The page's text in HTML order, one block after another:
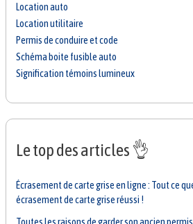
Location auto
Location utilitaire
Permis de conduire et code
Schéma boite fusible auto
Signification témoins lumineux
Le top des articles 👌
Écrasement de carte grise en ligne : Tout ce
écrasement de carte grise réussi !